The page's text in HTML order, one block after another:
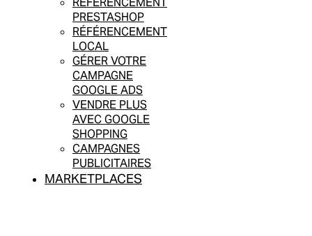
PRESTASHOP
RÉFÉRENCEMENT
LOCAL
GÉRER VOTRE
CAMPAGNE
GOOGLE ADS
VENDRE PLUS
AVEC GOOGLE
SHOPPING
CAMPAGNES
PUBLICITAIRES
MARKETPLACES